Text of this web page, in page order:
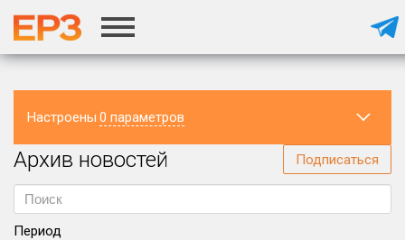
Настроены 0 параметров
Регион
Архив новостей Подписаться
Период